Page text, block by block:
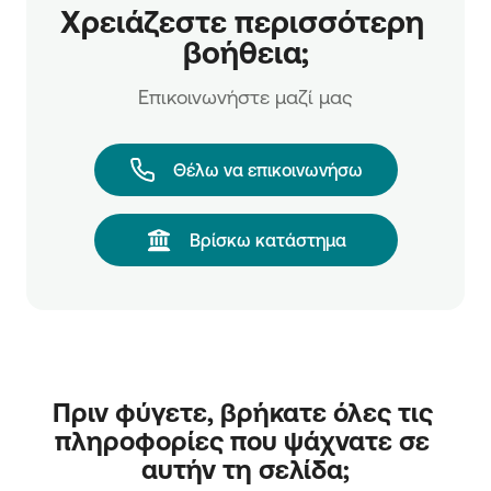
Μέσω επίσκεψης στο κατάστημα συνεργασίας
σας
Το ραντεβού μπορεί να πραγματοποιηθεί
συνεργασίας σας.
Χρειάζεστε περισσότερη
βοήθεια;
Επικοινωνήστε μαζί μας
Θέλω να επικοινωνήσω
Βρίσκω κατάστημα
Πριν φύγετε, βρήκατε όλες τις
πληροφορίες που ψάχνατε σε
αυτήν τη σελίδα;